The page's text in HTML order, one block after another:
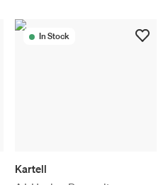
In Stock
Kartell